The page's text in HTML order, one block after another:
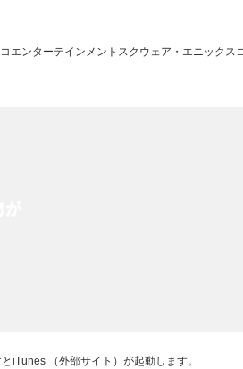
エンターテインメント スクウェア・エニックス
iTunes （外部サイト）が起動します。